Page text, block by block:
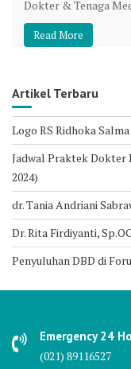
Dokter & Tenaga
Read More
Artikel Terbaru
Logo RS Ridhoka
Jadwal Praktek Dokter
2024)
dr. Tania Andriani
Dr. Rita Firdiyanti,
Penyuluhan DBD di
Emergency 24
(021) 89116527